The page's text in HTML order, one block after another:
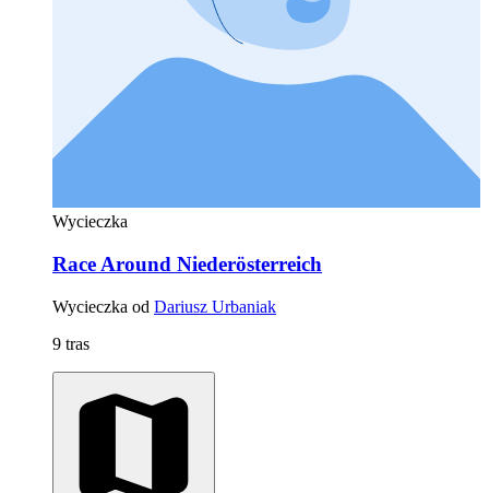
Wycieczka
Race Around Niederösterreich
Wycieczka od Dariusz Urbaniak
9 tras